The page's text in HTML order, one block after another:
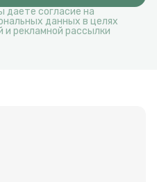
даете согласие на
данных в целях
рекламной рассылки